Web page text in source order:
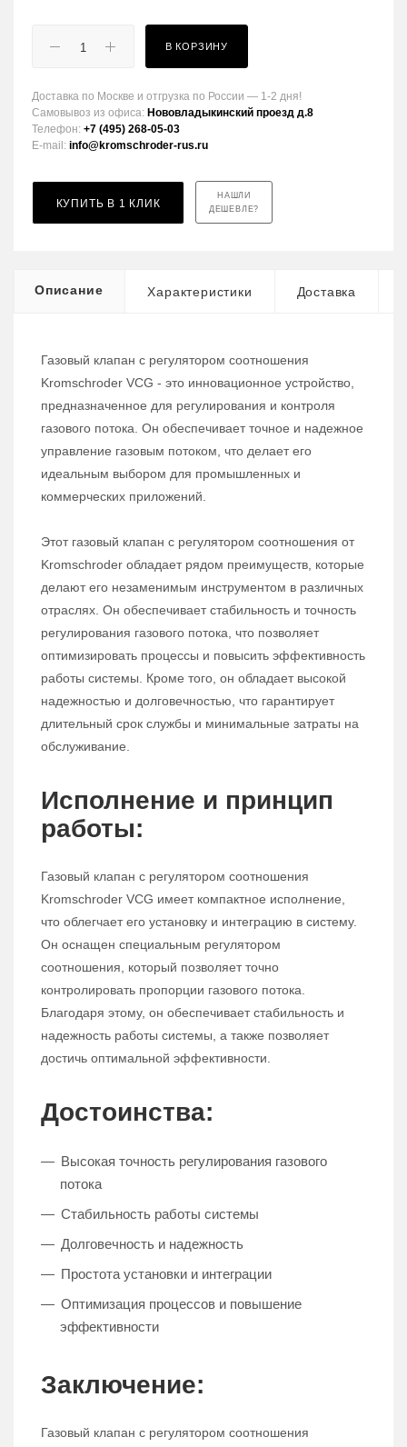
В КОРЗИНУ
Доставка по Москве и отгрузка по России — 1-2 дня!
Самовывоз из офиса: Нововладыкинский проезд д.8
Телефон: +7 (495) 268-05-03
E-mail: info@kromschroder-rus.ru
КУПИТЬ В 1 КЛИК
НАШЛИ
ДЕШЕВЛЕ?
Описание Характеристики Доставка
Газовый клапан с регулятором соотношения
Kromschroder VCG - это инновационное устройство,
предназначенное для регулирования и контроля
газового потока. Он обеспечивает точное и надежное
управление газовым потоком, что делает его
идеальным выбором для промышленных и
коммерческих приложений.
Этот газовый клапан с регулятором соотношения от
Kromschroder обладает рядом преимуществ, которые
делают его незаменимым инструментом в различных
отраслях. Он обеспечивает стабильность и точность
регулирования газового потока, что позволяет
оптимизировать процессы и повысить эффективность
работы системы. Кроме того, он обладает высокой
надежностью и долговечностью, что гарантирует
длительный срок службы и минимальные затраты на
обслуживание.
Исполнение и принцип
работы:
Газовый клапан с регулятором соотношения
Kromschroder VCG имеет компактное исполнение,
что облегчает его установку и интеграцию в систему.
Он оснащен специальным регулятором
соотношения, который позволяет точно
контролировать пропорции газового потока.
Благодаря этому, он обеспечивает стабильность и
надежность работы системы, а также позволяет
достичь оптимальной эффективности.
Достоинства:
Высокая точность регулирования газового
потока
Стабильность работы системы
Долговечность и надежность
Простота установки и интеграции
Оптимизация процессов и повышение
эффективности
Заключение:
Газовый клапан с регулятором соотношения